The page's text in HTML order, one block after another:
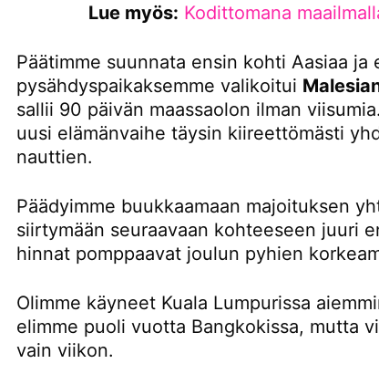
Lue myös: Kodittomana
Päätimme suunnata ensin kohti Aasiaa ja
pysähdyspaikaksemme valikoitui
sallii 90 päivän maassaolon ilman
uusi elämänvaihe täysin kiireettömästi
nauttien.
Päädyimme buukkaamaan majoituksen
siirtymään seuraavaan kohteeseen juuri
hinnat pomppaavat joulun pyhien
Olimme käyneet Kuala Lumpurissa
elimme puoli vuotta Bangkokissa, mutta
vain viikon.